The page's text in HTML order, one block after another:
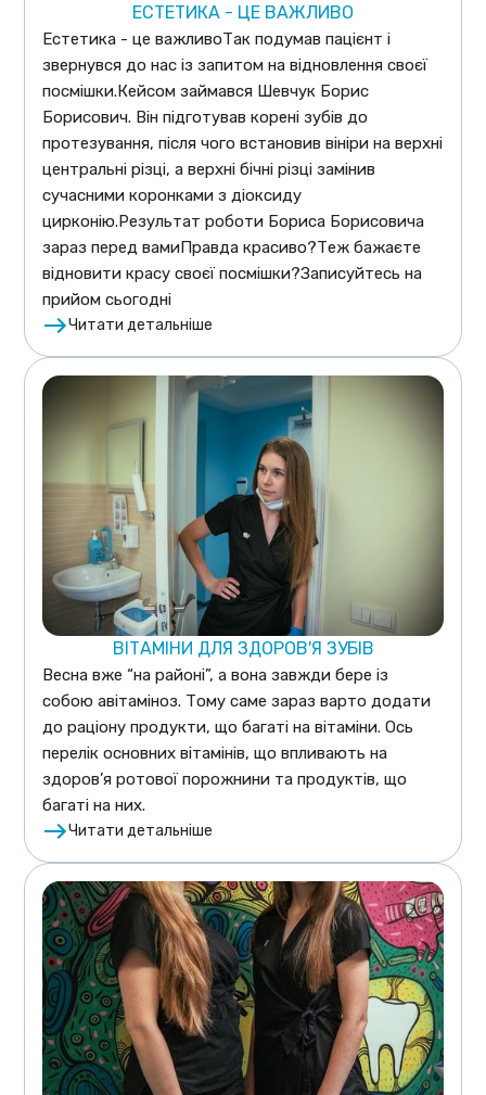
ЕСТЕТИКА - ЦЕ ВАЖЛИВО
Естетика - це важливоТак подумав пацієнт і
звернувся до нас із запитом на відновлення своєї
посмішки.Кейсом займався Шевчук Борис
Борисович. Він підготував корені зубів до
протезування, після чого встановив вініри на верхні
центральні різці, а верхні бічні різці замінив
сучасними коронками з діоксиду
цирконію.Результат роботи Бориса Борисовича
зараз перед вамиПравда красиво?Теж бажаєте
відновити красу своєї посмішки?Записуйтесь на
прийом сьогодні
Читати детальніше
ВІТАМІНИ ДЛЯ ЗДОРОВ'Я ЗУБІВ
Весна вже “на районі”, а вона завжди бере із
собою авітаміноз. Тому саме зараз варто додати
до раціону продукти, що багаті на вітаміни. Ось
перелік основних вітамінів, що впливають на
здоров’я ротової порожнини та продуктів, що
багаті на них.
Читати детальніше